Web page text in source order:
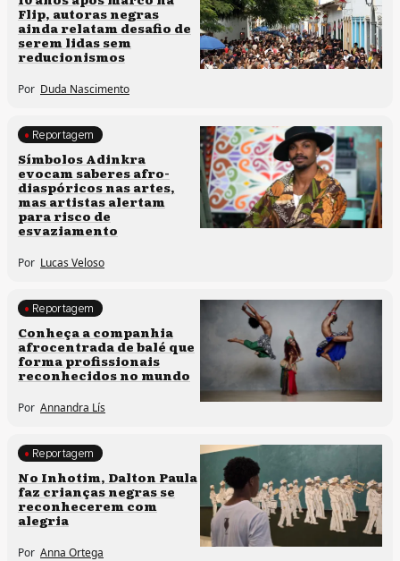
Flip, autoras negras
ainda relatam desafio de
serem lidas sem
reducionismos
Por Duda Nascimento
Processos artísticos
Reportagem
Símbolos Adinkra
evocam saberes afro-
diaspóricos nas artes,
mas artistas alertam
para risco de
esvaziamento
Por Lucas Veloso
Culturas populares
Processos artísticos
Reportagem
Conheça a companhia
afrocentrada de balé que
forma profissionais
reconhecidos no mundo
Por Annandra Lís
Processos artísticos
Reportagem
No Inhotim, Dalton Paula
faz crianças negras se
reconhecerem com
alegria
Por Anna Ortega